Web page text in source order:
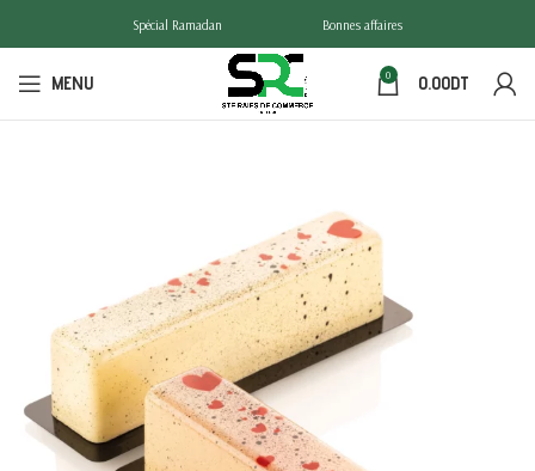
Spécial Ramadan Bonnes affaires
MENU 0 0.00DT